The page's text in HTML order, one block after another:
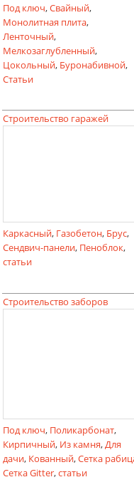
Под ключ,Свайный,
Монолитная плита,
Ленточный,
Мелкозаглубленный,
Цокольный, Буронабивной,
Статьи
Строительство гаражей
Каркасный, Газобетон, Брус,
Сендвич-панели, Пеноблок,
статьи
Строительство заборов
Под ключ, Поликарбонат,
Кирпичный, Из камня,Для
дачи, Кованный,Сетка
Сетка Gitter,статьи